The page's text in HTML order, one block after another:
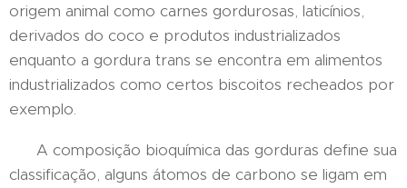
origem animal como carnes gordurosas, laticínios,
derivados do coco e produtos industrializados
enquanto a gordura trans se encontra em alimentos
industrializados como certos biscoitos recheados por
exemplo.
A composição bioquímica das gorduras define sua
classificação, alguns átomos de carbono se ligam em